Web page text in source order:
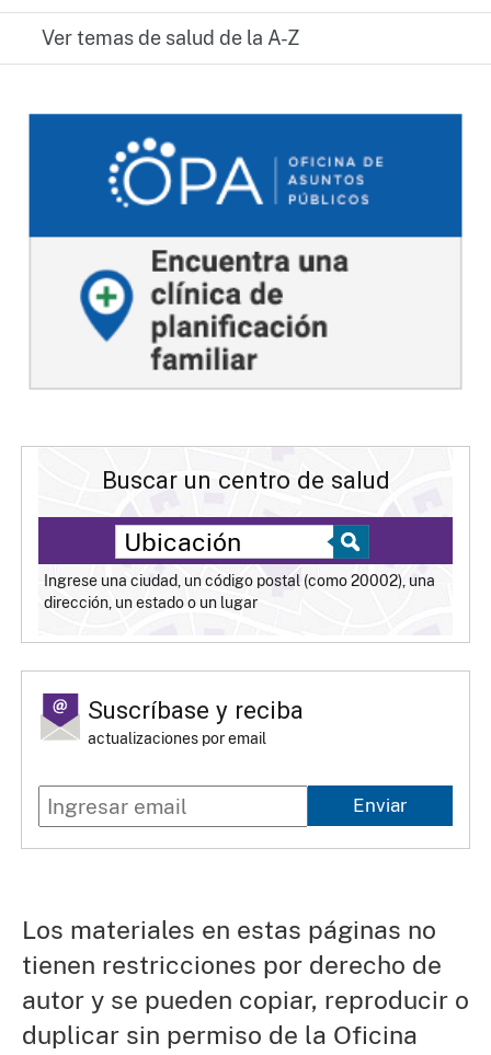
Ver temas de salud de la A-Z
Buscar un centro de salud
Ingrese una ciudad, un código postal (como 20002), una
dirección, un estado o un lugar
Suscríbase y reciba
actualizaciones por email
Enviar
Los materiales en estas páginas no
tienen restricciones por derecho de
autor y se pueden copiar, reproducir o
duplicar sin permiso de la Oficina